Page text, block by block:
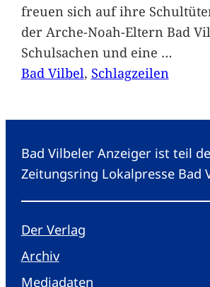
freuen sich auf ihre
der Arche-Noah-Eltern Bad
Schulsachen und eine …
Bad Vilbel, Schlagzeilen
Bad Vilbeler Anzeiger ist teil
Zeitungsring Lokalpresse Bad
Der Verlag
Archiv
Mediadaten